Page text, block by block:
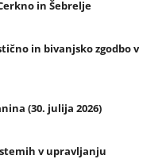
in Šebrelje
in bivanjsko zgodbo v
(30. julija 2026)
v upravljanju